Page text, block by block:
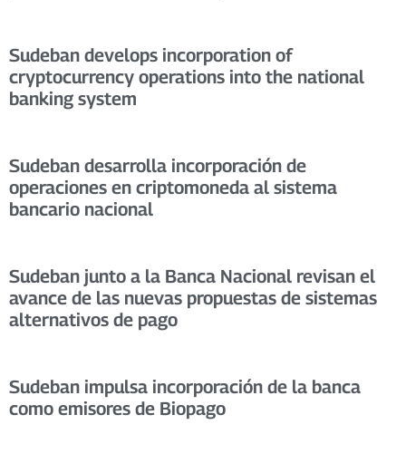
Sudeban develops incorporation of
cryptocurrency operations into the national
banking system
Sudeban desarrolla incorporación de
operaciones en criptomoneda al sistema
bancario nacional
Sudeban junto a la Banca Nacional revisan el
avance de las nuevas propuestas de sistemas
alternativos de pago
Sudeban impulsa incorporación de la banca
como emisores de Biopago